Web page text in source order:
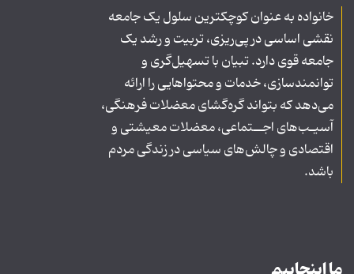
خانواده به عنوان کوچکترین سلول یک جامعه
نقشی اساسی در پی‌ریزی، تربیت و رشد یک
جامعه قوی دارد. تبیان با تسهیل‌گری و
توانمندسازی، خدمات و محتواهایی را ارائه
می‌دهد که بتواند گره‌گشای معضلات فرهنگی،
آسیـب‌های اجــتماعی، معضلات معیشتی و
اقتصادی و چالش‌های سیاسی در زندگی مردم
باشد.